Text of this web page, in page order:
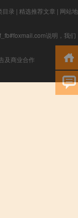
目录 | 精选推荐文章 | 网站地
说明，我们
及商业合作